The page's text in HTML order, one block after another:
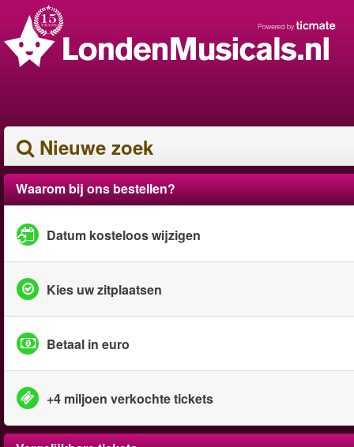
Nieuwe zoek
Waarom bij ons bestellen?
Datum kosteloos wijzigen
Kies uw zitplaatsen
Betaal in euro
+4 miljoen verkochte tickets